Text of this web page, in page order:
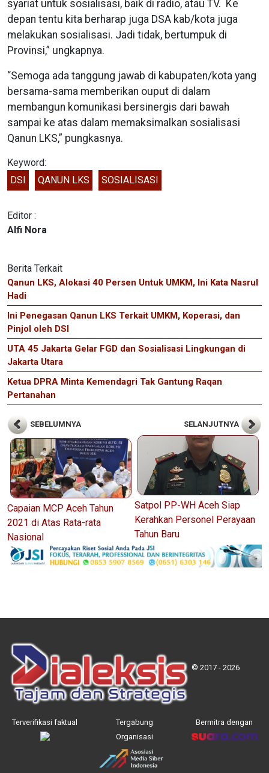
syariat untuk sosialisasi, baik di radio, atau TV. Ke
depan tentu kita berharap juga DSA kab/kota juga
melakukan sosialisasi. Jadi tidak, bertumpuk di
Provinsi,” ungkapnya.
“Semoga ada tanggung jawab di kabupaten/kota yang
bersama-sama memberikan ouput di dalam
membangun komunikasi bersinergis dari bawah
sampai ke atas dalam memaksimalkan sosialisasi
Qanun LKS,” pungkasnya.
Keyword:
DSI
QANUN LKS SOSIALISASI
Editor :
Alfi Nora
Berita Terkait
Qanun LKS, Alokasi 40 Persen Untuk UMKM, Ini Kata Nasrul
Hadi
Ini Penegasan Qanun LKS Terkait UMKM, Koperasi, dan
Pinjol oleh DSI
UTA 45 Jakarta Gelar FGD dan Sosialisasi Lingkungan di
Jakarta Utara
Ketua DPRA Minta Kemendagri Tak Gantung Raqan
Pertanahan
SEBELUMNYA
Capaian MCP Aceh Tahun
2021 di Atas Rata-rata
Nasional
SELANJUTNYA
Satpol PP-WH Aceh Siap
Kerahkan Personel Perayaan
Tahun Baru
© 2017 - 2026
Terverifikasi faktual
Tergabung
Organisasi
Bermitra dengan